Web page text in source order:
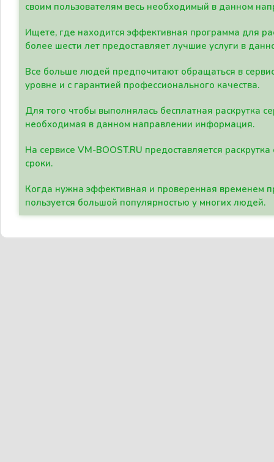
своим пользователям весь необходимый в данном
Ищете, где находится эффективная программа для
более шести лет предоставляет лучшие услуги в
Все больше людей предпочитают обращаться в
уровне и с гарантией профессионального качества.
Для того чтобы выполнялась бесплатная раскрутка
необходимая в данном направлении информация.
На сервисе VM-BOOST.RU предоставляется
сроки.
Когда нужна эффективная и проверенная временем
пользуется большой популярностью у многих людей.